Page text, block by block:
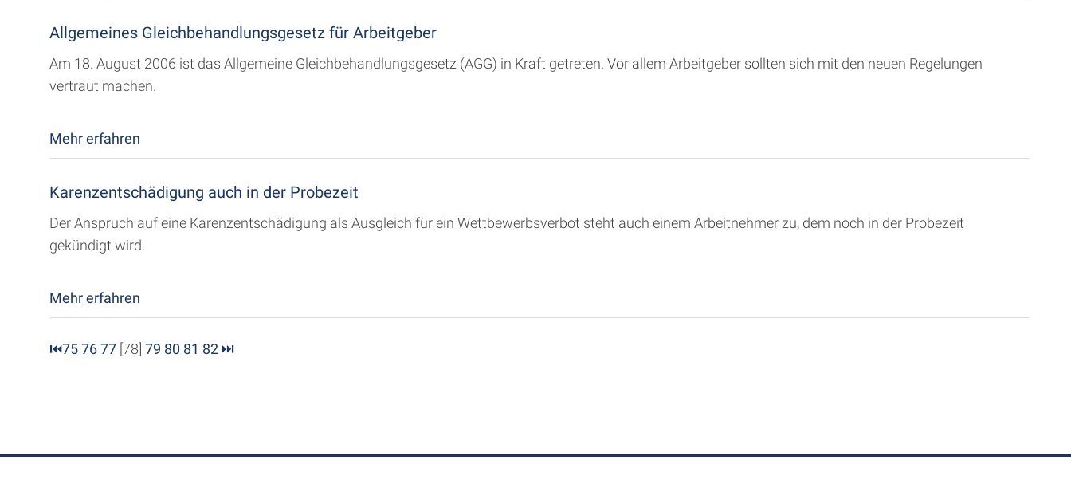
Allgemeines Gleichbehandlungsgesetz für Arbeitgeber
Am 18. August 2006 ist das Allgemeine Gleichbehandlungsgesetz (AGG) in Kraft getreten. Vor allem Arbeitgeber sollten sich mit den neuen Regelungen
vertraut machen.
Mehr erfahren
Karenzentschädigung auch in der Probezeit
Der Anspruch auf eine Karenzentschädigung als Ausgleich für ein Wettbewerbsverbot steht auch einem Arbeitnehmer zu, dem noch in der Probezeit
gekündigt wird.
Mehr erfahren
⏮757677 [78] 79 80 81 82⏭